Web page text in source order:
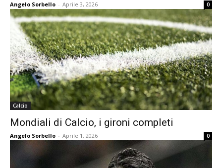
Angelo Sorbello - Aprile 3, 2026 0
Calcio
Mondiali di Calcio, i gironi completi
Angelo Sorbello - Aprile 1, 2026 0